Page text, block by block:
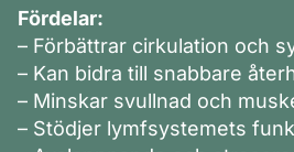
Fördelar:
– Förbättrar cirkulation och
– Kan bidra till snabbare
– Minskar svullnad och
– Stödjer lymfsystemets